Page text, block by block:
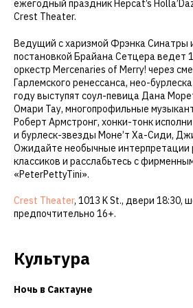
ежегодный праздник Hepcat’s
Crest Theater.
Ведущий с харизмой Фрэнка Синатры
постановкой Брайана Сетцера ведет
оркестр Mercenaries of Merry! через
Гарлемского ренессанса, нео-
году выступят соул-певица Дана
Омари Тау, многопрофильные
Роберт Армстронг, хонки-тонк
и бурлеск-звезды Моне’т Ха-Сиди,
Ожидайте необычные интерпретации
классиков и расслабьтесь с
«PeterPettyTini».
Crest Theater, 1013 K St., двери 18:30,
предпочтительно 16+.
Культура
Ночь в Сактауне